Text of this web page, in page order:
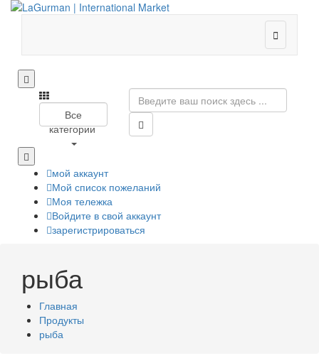

Все
категории
мой аккаунт
Мой список пожеланий
Моя тележка
Войдите в свой аккаунт
зарегистрироваться
рыба
Главная
Продукты
рыба